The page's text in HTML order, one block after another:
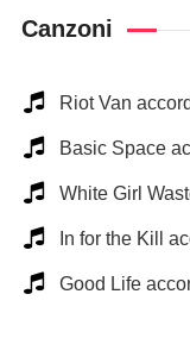
Canzoni
Riot Van
Basic Space
White Girl
In for the Kill
Good Life